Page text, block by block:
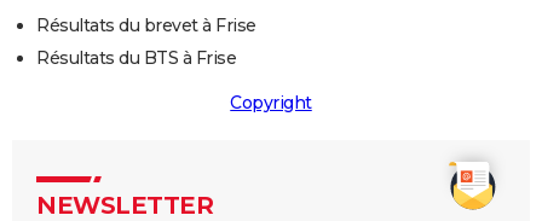
Résultats du brevet à Frise
Résultats du BTS à Frise
Copyright
NEWSLETTER